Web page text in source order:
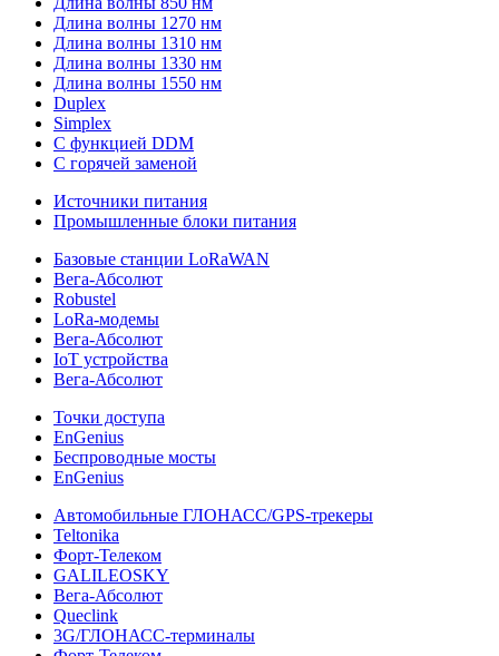
Длина волны 1270 нм
Длина волны 1310 нм
Длина волны 1330 нм
Длина волны 1550 нм
Duplex
Simplex
С функцией DDM
С горячей заменой
Источники питания
Промышленные блоки питания
Базовые станции LoRaWAN
Вега-Абсолют
Robustel
LoRa-модемы
Вега-Абсолют
IoT устройства
Вега-Абсолют
Точки доступа
EnGenius
Беспроводные мосты
EnGenius
Автомобильные ГЛОНАСС/GPS-трекеры
Teltonika
Форт-Телеком
GALILEOSKY
Вега-Абсолют
Queclink
3G/ГЛОНАСС-терминалы